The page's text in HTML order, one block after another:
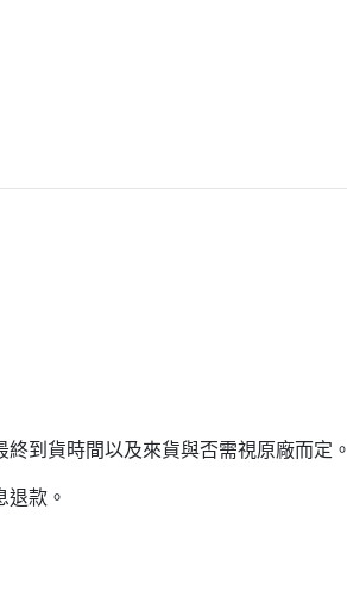
到貨時間以及來貨與否需視原廠而定。
退款。